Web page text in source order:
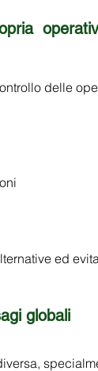
delle
ed
globali